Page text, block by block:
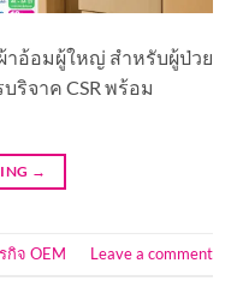
าอ้อมผู้ใหญ่ สำหรับผู้ป่วย
จาค CSR พร้อม
→
กิจ OEM Leave a comment